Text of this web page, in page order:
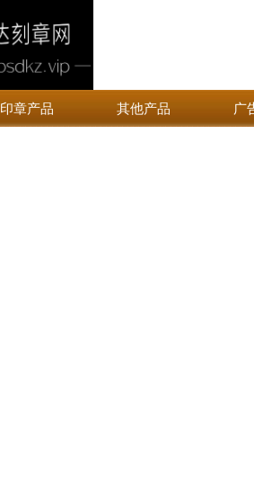
印章产品 其他产品 广